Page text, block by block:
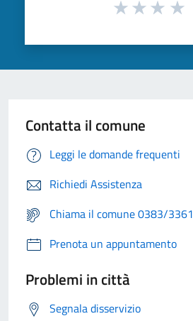
Contatta il comune
Leggi le domande frequenti
Richiedi Assistenza
Chiama il comune 0383/3361
Prenota un appuntamento
Problemi in città
Segnala disservizio